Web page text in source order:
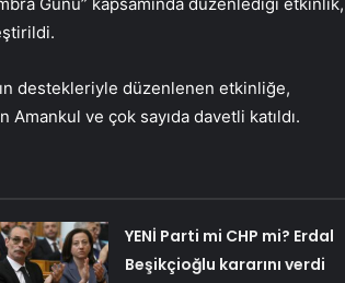
destekleriyle düzenlenen etkinliğe,
ve çok sayıda davetli katıldı.
YENİ Parti mi CHP mi? Erdal
Beşikçioğlu kararını verdi